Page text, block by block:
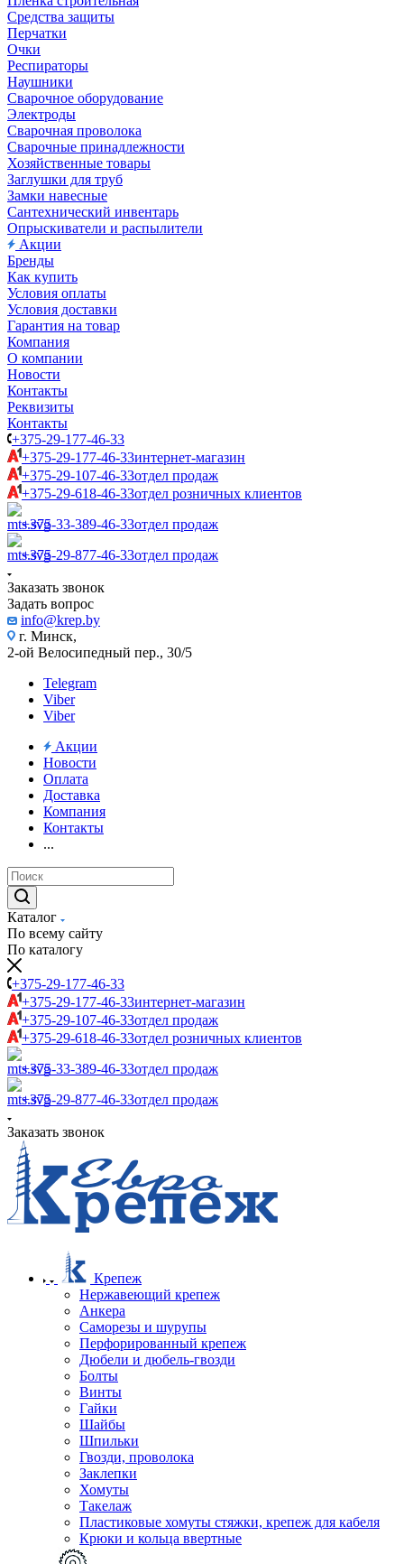
Средства защиты
Перчатки
Очки
Респираторы
Наушники
Сварочное оборудование
Электроды
Сварочная проволока
Сварочные принадлежности
Хозяйственные товары
Заглушки для труб
Замки навесные
Сантехнический инвентарь
Опрыскиватели и распылители
Акции
Бренды
Как купить
Условия оплаты
Условия доставки
Гарантия на товар
Компания
О компании
Новости
Контакты
Реквизиты
Контакты
+375-29-177-46-33
+375-29-177-46-33интернет-магазин
+375-29-107-46-33отдел продаж
+375-29-618-46-33отдел розничных клиентов
+375-33-389-46-33отдел продаж
+375-29-877-46-33отдел продаж
Заказать звонок
Задать вопрос
info@krep.by
г. Минск,
2-ой Велосипедный пер., 30/5
Telegram
Viber
Viber
Акции
Новости
Оплата
Доставка
Компания
Контакты
...
Каталог
По всему сайту
По каталогу
+375-29-177-46-33
+375-29-177-46-33интернет-магазин
+375-29-107-46-33отдел продаж
+375-29-618-46-33отдел розничных клиентов
+375-33-389-46-33отдел продаж
+375-29-877-46-33отдел продаж
Заказать звонок
Крепеж
Нержавеющий крепеж
Анкера
Саморезы и шурупы
Перфорированный крепеж
Дюбели и дюбель-гвозди
Болты
Винты
Гайки
Шайбы
Шпильки
Гвозди, проволока
Заклепки
Хомуты
Такелаж
Пластиковые хомуты стяжки, крепеж для кабеля
Крюки и кольца ввертные